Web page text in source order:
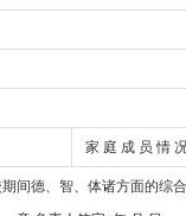
家 庭 成 员 情
间德、智、体诸方面的综